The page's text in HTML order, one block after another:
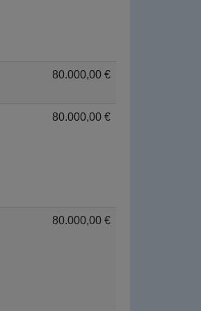
80.000,00 €
80.000,00 €
80.000,00 €